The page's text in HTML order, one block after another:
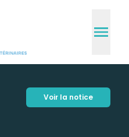
Voir la notice